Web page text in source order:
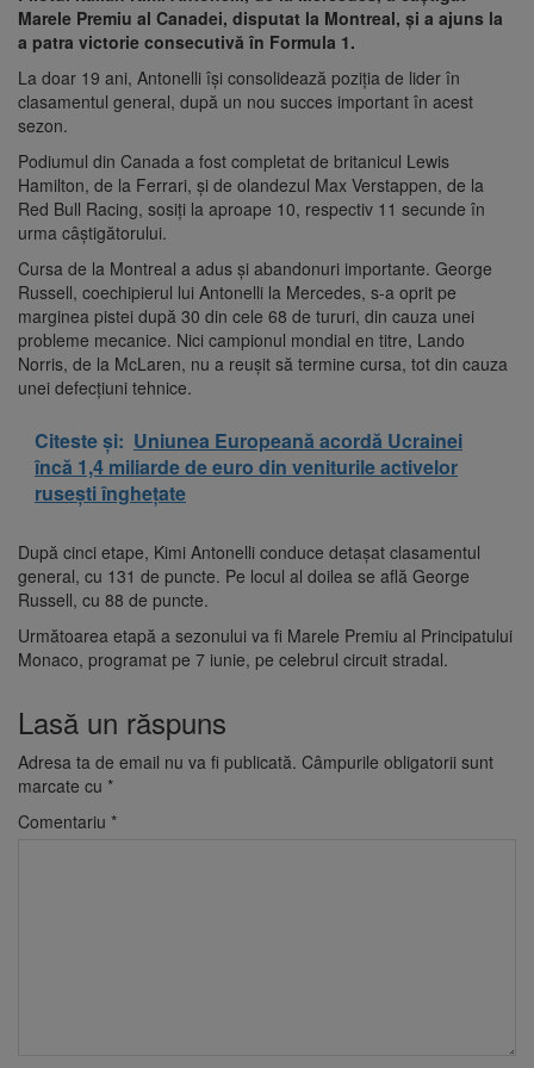
Marele Premiu al Canadei, disputat la Montreal, și a ajuns la
a patra victorie consecutivă în Formula 1.
La doar 19 ani, Antonelli își consolidează poziția de lider în
clasamentul general, după un nou succes important în acest
sezon.
Podiumul din Canada a fost completat de britanicul Lewis
Hamilton, de la Ferrari, și de olandezul Max Verstappen, de la
Red Bull Racing, sosiți la aproape 10, respectiv 11 secunde în
urma câștigătorului.
Cursa de la Montreal a adus și abandonuri importante. George
Russell, coechipierul lui Antonelli la Mercedes, s-a oprit pe
marginea pistei după 30 din cele 68 de tururi, din cauza unei
probleme mecanice. Nici campionul mondial en titre, Lando
Norris, de la McLaren, nu a reușit să termine cursa, tot din cauza
unei defecțiuni tehnice.
Citeste și: Uniunea Europeană acordă Ucrainei
încă 1,4 miliarde de euro din veniturile activelor
rusești înghețate
După cinci etape, Kimi Antonelli conduce detașat clasamentul
general, cu 131 de puncte. Pe locul al doilea se află George
Russell, cu 88 de puncte.
Următoarea etapă a sezonului va fi Marele Premiu al Principatului
Monaco, programat pe 7 iunie, pe celebrul circuit stradal.
Lasă un răspuns
Adresa ta de email nu va fi publicată. Câmpurile obligatorii sunt
marcate cu *
Comentariu *